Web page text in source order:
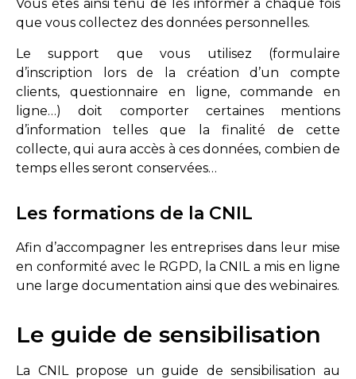
Vous êtes ainsi tenu de les informer à chaque fois
que vous collectez des données personnelles.
Le support que vous utilisez (formulaire
d’inscription lors de la création d’un compte
clients, questionnaire en ligne, commande en
ligne…) doit comporter certaines mentions
d’information telles que la finalité de cette
collecte, qui aura accès à ces données, combien de
temps elles seront conservées…
Les formations de la CNIL
Afin d’accompagner les entreprises dans leur mise
en conformité avec le RGPD, la CNIL a mis en ligne
une large documentation ainsi que des webinaires.
Le guide de sensibilisation
La CNIL propose un guide de sensibilisation au